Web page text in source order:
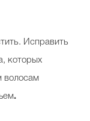
Исправить
которых
волосам
.